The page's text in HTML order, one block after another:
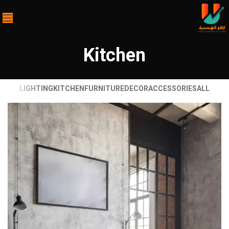
Kitchen
ALL
ACCESSORIES
DECOR
FURNITURE
KITCHEN
LIGHTING